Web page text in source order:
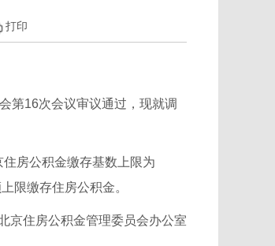
打印
第16次会议审议通过，现就调
房公积金缴存基数上限为
限缴存住房公积金。
住房公积金管理委员会办公室